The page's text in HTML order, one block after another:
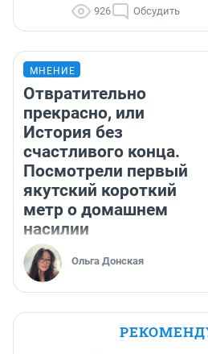
926 Обсудить
МНЕНИЕ
Отвратительно
прекрасно, или
История без
счастливого конца.
Посмотрели первый
якутский короткий
метр о домашнем
насилии
Ольга Донская